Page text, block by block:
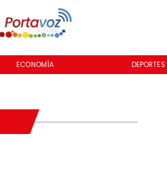
ECONOMÍA DEPORTES